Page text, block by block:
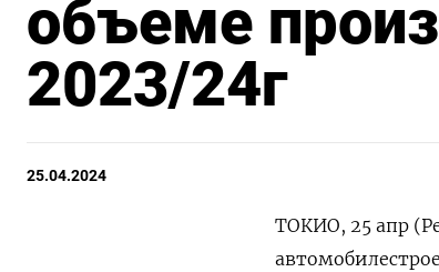
объеме
2023/24г
25.04.2024
ТОКИО, 25 апр